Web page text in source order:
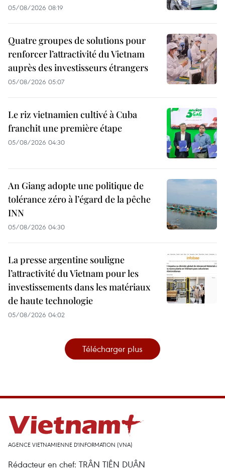
05/08/2026 08:19
Quatre groupes de solutions pour
renforcer l’attractivité du Vietnam
auprès des investisseurs étrangers
05/08/2026 05:07
Le riz vietnamien cultivé à Cuba
franchit une première étape
05/08/2026 04:30
An Giang adopte une politique de
tolérance zéro à l’égard de la pêche
INN
05/08/2026 04:30
La presse argentine souligne
l’attractivité du Vietnam pour les
investissements dans les matériaux
de haute technologie
05/08/2026 04:02
Télécharger plus
AGENCE VIETNAMIENNE D'INFORMATION (VNA)
Rédacteur en chef: TRÂN TIÊN DUÂN